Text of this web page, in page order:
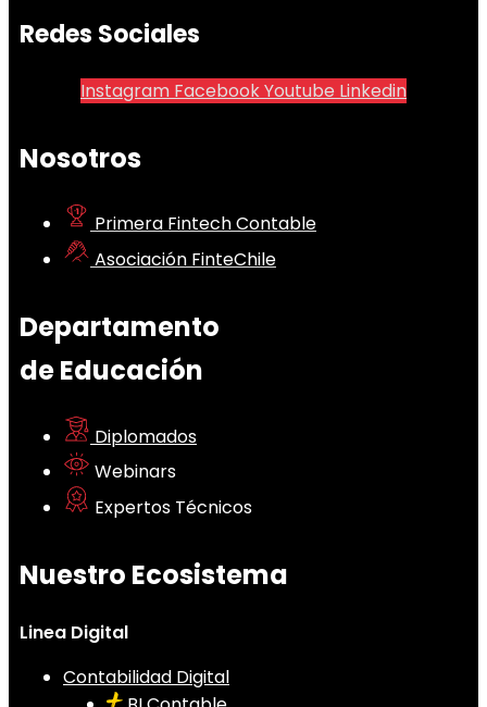
Redes Sociales
Instagram FacebookYoutube Linkedin
Nosotros
Primera Fintech Contable
Asociación FinteChile
Departamento
de Educación
Diplomados
Webinars
Expertos Técnicos
Nuestro Ecosistema
Linea Digital
Contabilidad Digital